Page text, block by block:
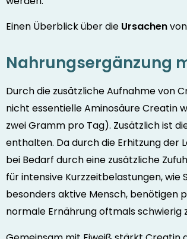
Einen Überblick über die Ursachen
Nahrungsergänzung
Durch die zusätzliche Aufnahme von
nicht essentielle Aminosäure Creatin
zwei Gramm pro Tag). Zusätzlich ist
enthalten. Da durch die Erhitzung der
bei Bedarf durch eine zusätzliche
für intensive Kurzzeitbelastungen,
besonders aktive Mensch, benötigen
normale Ernährung oftmals schwierig